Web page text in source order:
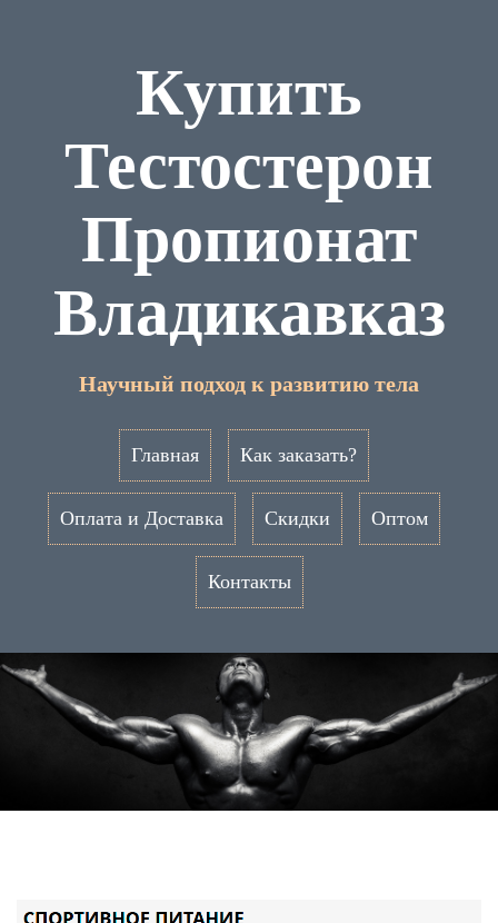
Купить
Тестостерон
Пропионат
Владикавказ
Научный подход к развитию тела
Главная Как заказать?
Оплата и Доставка Скидки Оптом
Контакты